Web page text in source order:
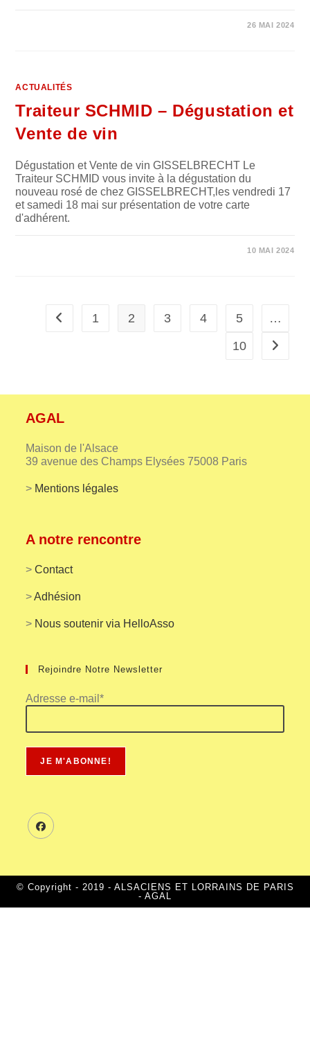
26 MAI 2024
ACTUALITÉS
Traiteur SCHMID – Dégustation et
Vente de vin
Dégustation et Vente de vin GISSELBRECHT Le
Traiteur SCHMID vous invite à la dégustation du
nouveau rosé de chez GISSELBRECHT,les vendredi 17
et samedi 18 mai sur présentation de votre carte
d'adhérent.
DE
VIN
10 MAI 2024
Go to the previous page
1 2 3 4 5
…
10
Aller à
AGAL
Maison de l'Alsace
39 avenue des Champs Elysées 75008 Paris
> Mentions légales
A notre rencontre
>Contact
>Adhésion
> Nous soutenir via HelloAsso
Rejoindre Notre Newsletter
Adresse e-mail*
© Copyright - 2019 - ALSACIENS ET LORRAINS DE PARIS
- AGAL